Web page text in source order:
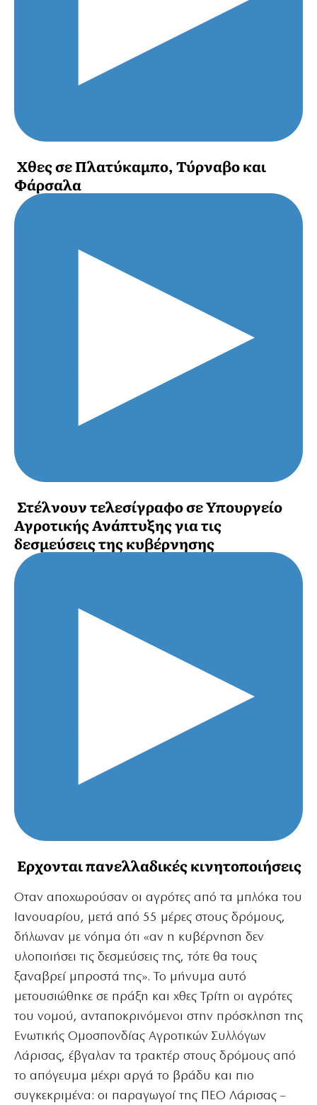
Χθες σε Πλατύκαμπο, Τύρναβο και
Φάρσαλα
Στέλνουν τελεσίγραφο σε Υπουργείο
Αγροτικής Ανάπτυξης για τις
δεσμεύσεις της κυβέρνησης
Ερχονται πανελλαδικές κινητοποιήσεις
Οταν αποχωρούσαν οι αγρότες από τα μπλόκα του
Ιανουαρίου, μετά από 55 μέρες στους δρόμους,
δήλωναν με νόημα ότι «αν η κυβέρνηση δεν
υλοποιήσει τις δεσμεύσεις της, τότε θα τους
ξαναβρεί μπροστά της». Το μήνυμα αυτό
μετουσιώθηκε σε πράξη και χθες Τρίτη οι αγρότες
του νομού, ανταποκρινόμενοι στην πρόσκληση της
Ενωτικής Ομοσπονδίας Αγροτικών Συλλόγων
Λάρισας, έβγαλαν τα τρακτέρ στους δρόμους από
το απόγευμα μέχρι αργά το βράδυ και πιο
συγκεκριμένα: οι παραγωγοί της ΠΕΟ Λάρισας –